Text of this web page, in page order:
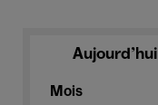
Aujourd'hui
Mois